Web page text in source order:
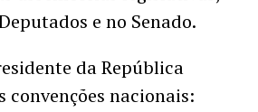
e no Senado.
da República
convenções nacionais: